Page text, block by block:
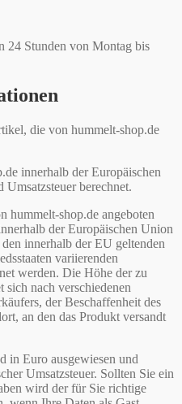
24 Stunden von Montag bis
die von hummelt-shop.de
innerhalb der Europäischen
berechnet.
hummelt-shop.de angeboten
der Europäischen Union
innerhalb der EU geltenden
variierenden
werden. Die Höhe der zu
sich nach verschiedenen
der Beschaffenheit des
an den das Produkt versandt
in Euro ausgewiesen und
Umsatzsteuer. Sollten Sie ein
wird der für Sie richtige